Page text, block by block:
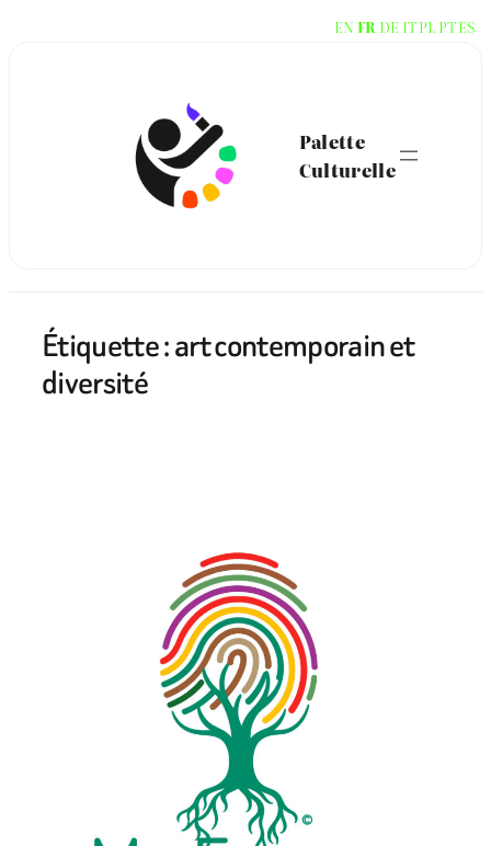
Palette
Culturelle
Étiquette :art contemporain et
diversité
EN FR DE ITPL PTES